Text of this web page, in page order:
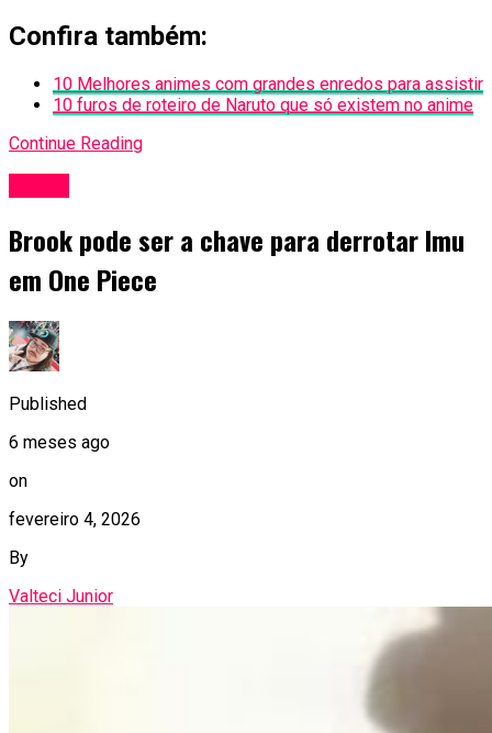
Confira também:
10 Melhores animes com grandes enredos para assistir
10 furos de roteiro de Naruto que só existem no anime
Continue Reading
Brook pode ser a chave para derrotar Imu
em One Piece
Published
6 meses ago
on
fevereiro 4, 2026
By
Valteci Junior